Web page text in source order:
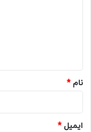
نام*
ایمیل*